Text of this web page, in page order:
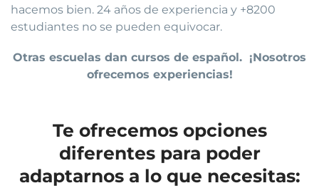
hacemos bien. 24 años de experiencia y +8200
estudiantes no se pueden equivocar.
Otras escuelas dan cursos de español. ¡Nosotros
ofrecemos experiencias!
Te ofrecemos opciones
diferentes para poder
adaptarnos a lo que necesitas: